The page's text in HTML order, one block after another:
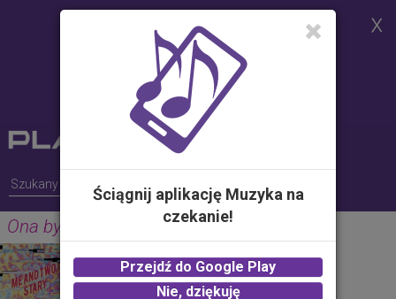
celu realizacji usług i zgodnie z
Polityką Plików Cookies.
Możesz określić warunki
przechowywania lub dostępu do
plików cookies w Twojej
przeglądarce
Ona by tak chciała
RONNIE FERRARI
2.00 zł -KUP
Ściągnij aplikację Muzyka na
czekanie!
Przejdź do Google Play
Nie, dziękuję